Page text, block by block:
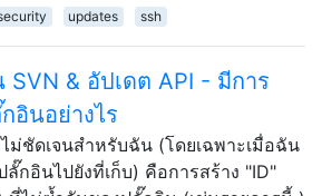
updates ssh
SVN & อัปเดต API - มีการ
อินอย่างไร
ม่ชัดเจนสำหรับฉัน (โดยเฉพาะเมื่อฉัน
ลั๊กอินไปยังที่เก็บ) คือการสร้าง "ID"